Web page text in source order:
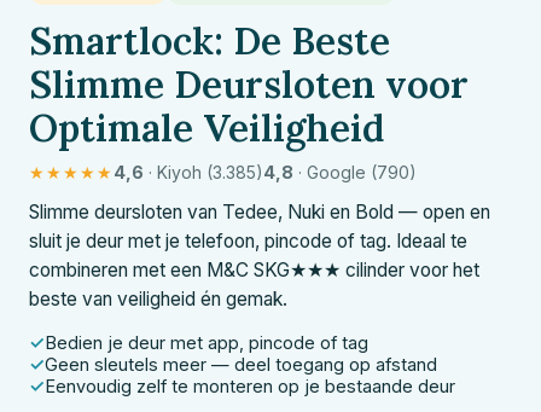
Smartlock: De Beste
Slimme Deursloten voor
Optimale Veiligheid
★★★★★4,6 · Kiyoh (3.385)4,8 · Google (790)
Slimme deursloten van Tedee, Nuki en Bold — open en
sluit je deur met je telefoon, pincode of tag. Ideaal te
combineren met een M&C SKG★★★ cilinder voor het
beste van veiligheid én gemak.
Bedien je deur met app, pincode of tag
Geen sleutels meer — deel toegang op afstand
Eenvoudig zelf te monteren op je bestaande deur